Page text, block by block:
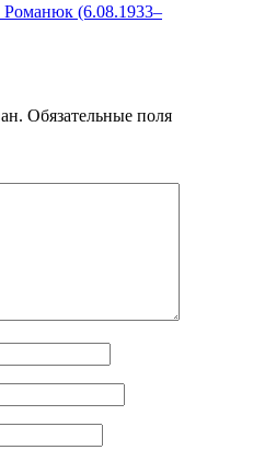
(6.08.1933–
Обязательные поля